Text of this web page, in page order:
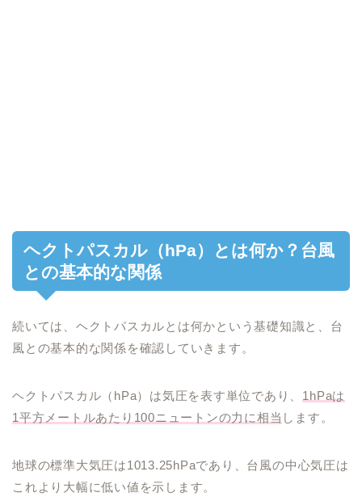
ヘクトパスカル（hPa）とは何か？台風
との基本的な関係
続いては、ヘクトパスカルとは何かという基礎知識と、台
風との基本的な関係を確認していきます。
ヘクトパスカル（hPa）は気圧を表す単位であり、 1hPaは
1平方メートルあたり100ニュートンの力に相当 します。
地球の標準大気圧は1013.25hPaであり、台風の中心気圧は
これより大幅に低い値を示します。